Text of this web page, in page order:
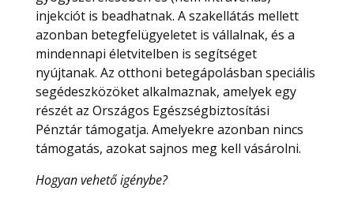
injekciót is beadhatnak. A szakellátás mellett
azonban betegfelügyeletet is vállalnak, és a
mindennapi életvitelben is segítséget
nyújtanak. Az otthoni betegápolásban speciális
segédeszközöket alkalmaznak, amelyek egy
részét az Országos Egészségbiztosítási
Pénztár támogatja. Amelyekre azonban nincs
támogatás, azokat sajnos meg kell vásárolni.
Hogyan vehető igénybe?